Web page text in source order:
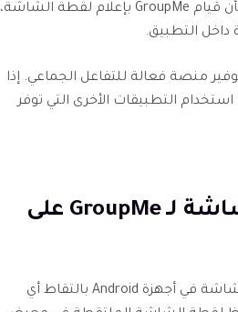
شخص ما بالتقاط لقطة شاشة. إذا كنت قلقًا بشأن قيام GroupMe بإعلام لقطة الشاشة،
داخل التطبيق.
منصة فعالة للتفاعل الجماعي. إذا
التطبيقات الأخرى التي توفر
الجزء 3. كيفية التقاط لقطة شاشة لـ GroupMe على
تقوم الأداة المساعدة المضمنة لالتقاط لقطات الشاشة في أجهزة Android بالتقاط أي